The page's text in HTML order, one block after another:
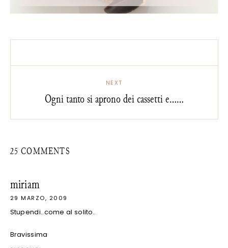
NEXT
Ogni tanto si aprono dei cassetti e......
25 COMMENTS
miriam
29 MARZO, 2009
Stupendi..come al solito.
Bravissima